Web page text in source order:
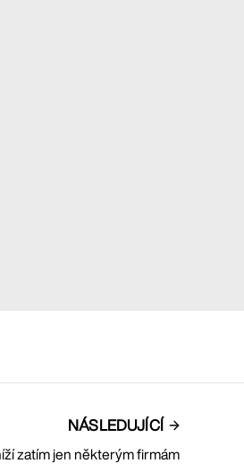
NÁSLEDUJÍCÍ
zatím jen některým firmám